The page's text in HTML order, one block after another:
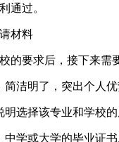
通过。
材料
的要求后，接下来需
简洁明了，突出个人优
明选择该专业和学校
中学或大学的毕业证书